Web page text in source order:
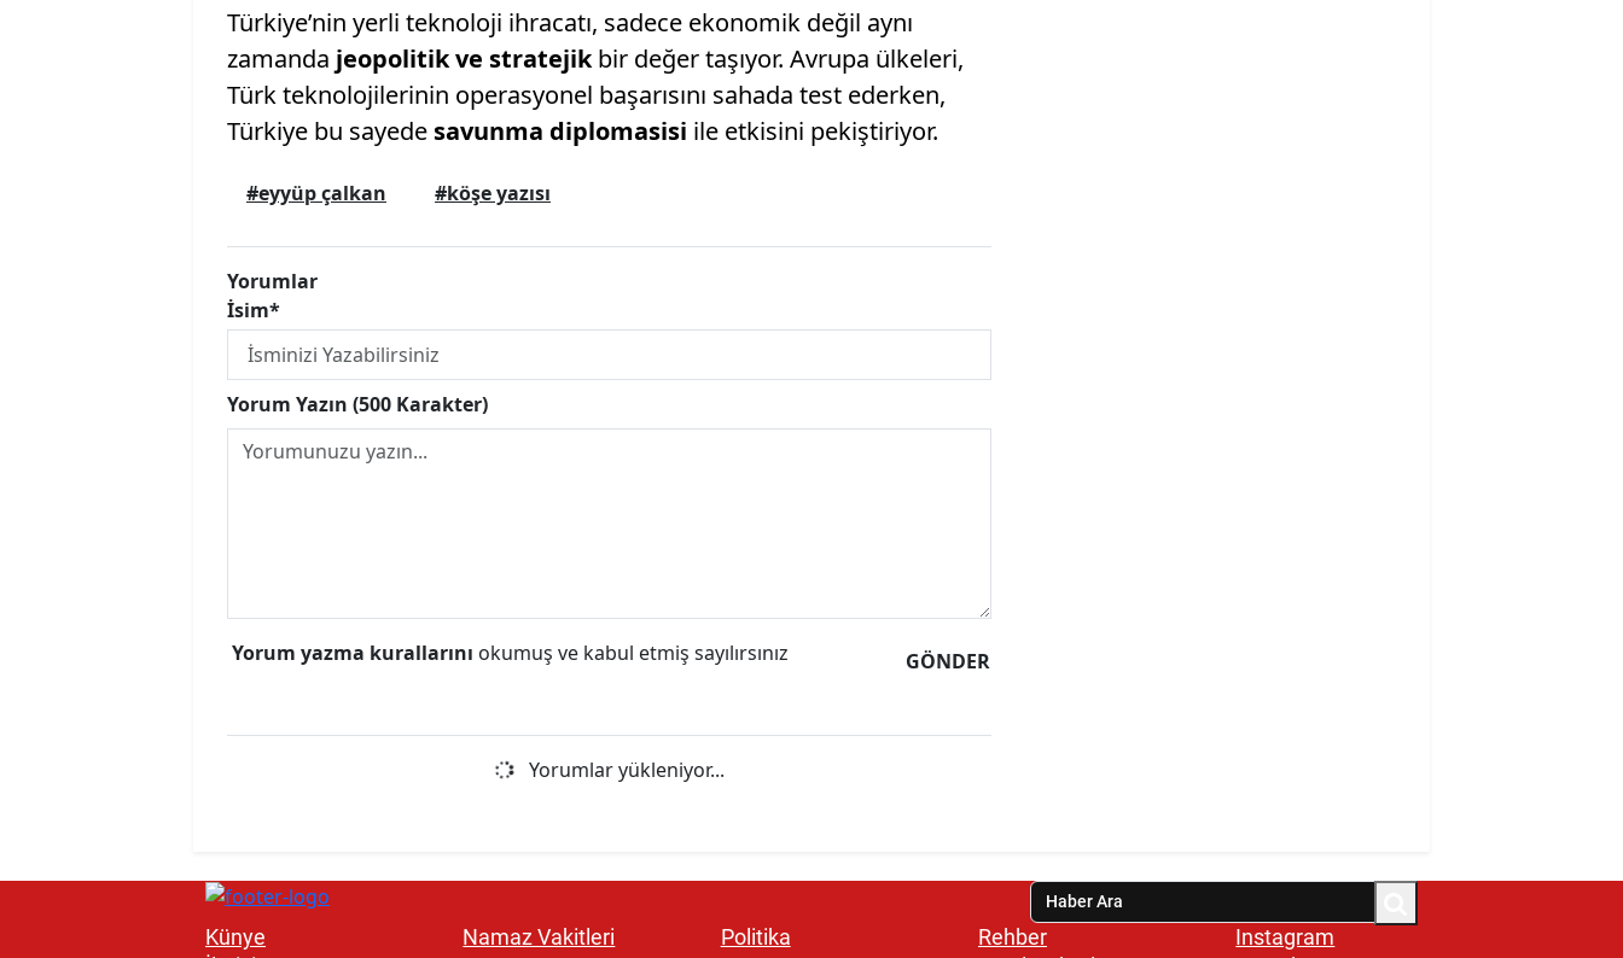
Türkiye’nin yerli teknoloji ihracatı, sadece ekonomik değil aynı
zamanda jeopolitik ve stratejikbir değer taşıyor. Avrupa ülkeleri,
Türk teknolojilerinin operasyonel başarısını sahada test ederken,
Türkiye bu sayede savunma diplomasisi ile etkisini pekiştiriyor.
#eyyüp çalkan #köşe yazısı
Yorumlar
İsim*
Yorum Yazın (500 Karakter)
GÖNDER
Yorum yazma kurallarını okumuş ve kabul etmiş sayılırsınız
Yorumlar yükleniyor...
Künye
Namaz Vakitleri
Politika
Rehber
Instagram